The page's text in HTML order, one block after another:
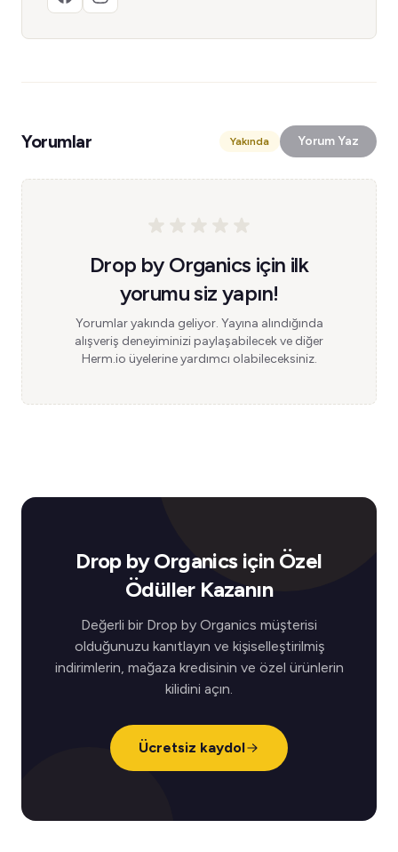
Yorumlar Yakında Yorum Yaz
Drop by Organics için ilk
yorumu siz yapın!
Yorumlar yakında geliyor. Yayına alındığında
alışveriş deneyiminizi paylaşabilecek ve diğer
Herm.io üyelerine yardımcı olabileceksiniz.
Drop by Organics için Özel
Ödüller Kazanın
Değerli bir Drop by Organics müşterisi
olduğunuzu kanıtlayın ve kişiselleştirilmiş
indirimlerin, mağaza kredisinin ve özel ürünlerin
kilidini açın.
Ücretsiz kaydol